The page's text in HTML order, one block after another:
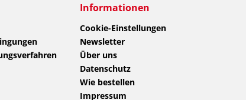
Informationen
Cookie-Einstellungen
Newsletter
Über uns
Datenschutz
Wie bestellen
Impressum